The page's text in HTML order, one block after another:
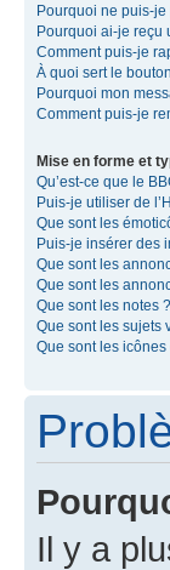
Pourquoi ne puis-
Pourquoi ai-je reçu
Comment puis-je
À quoi sert le
Pourquoi mon
Comment puis-je
Mise en forme et
Qu’est-ce que le
Puis-je utiliser de
Que sont les
Puis-je insérer des
Que sont les
Que sont les
Que sont les notes ?
Que sont les sujets
Que sont les
Il y a